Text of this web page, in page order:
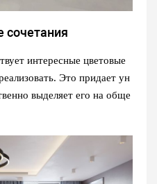
сочетания
интересные цветовые
Это придает ун
выделяет его на обще